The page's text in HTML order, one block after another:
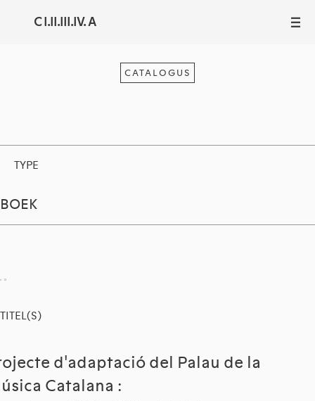
C I.II.III.IV. A III
CATALOGUS
TYPE
BOEK
TITEL(S)
d'adaptació del Palau de la
Catalana :